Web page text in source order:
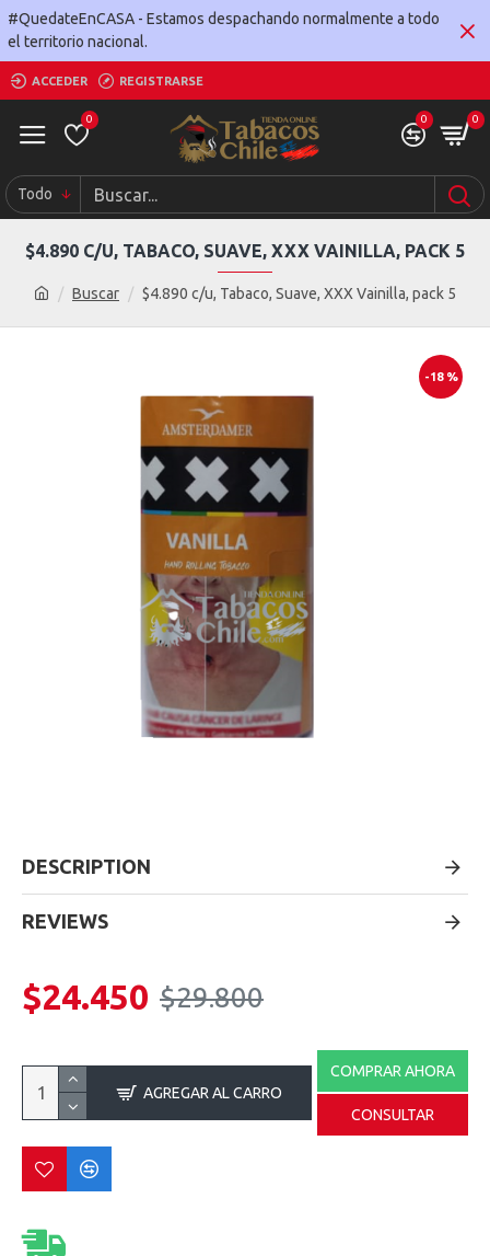
#QuedateEnCASA - Estamos despachando normalmente a todo
el territorio nacional.
ACCEDER REGISTRARSE
0 0 0
Todo
Buscar $4.890 c/u, Tabaco, Suave, XXX Vainilla, pack 5
$4.890 C/U, TABACO, SUAVE, XXX VAINILLA, PACK 5
-18 %
DESCRIPTION
REVIEWS
$24.450 $29.800
AGREGAR AL CARRO
COMPRAR AHORA
CONSULTAR